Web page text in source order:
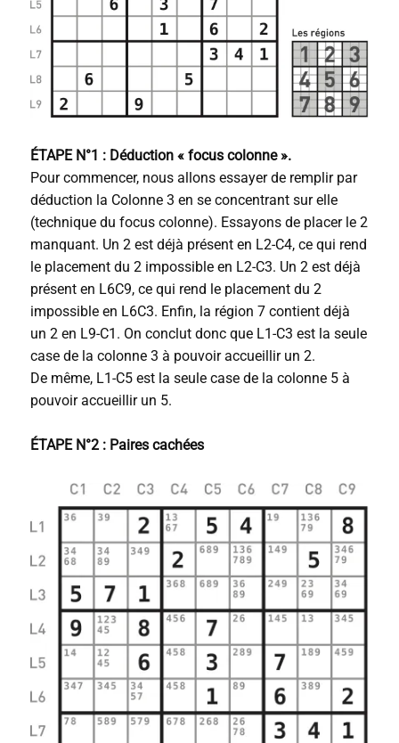
ÉTAPE N°1 : Déduction « focus colonne ».
Pour commencer, nous allons essayer de remplir par
déduction la Colonne 3 en se concentrant sur elle
(technique du focus colonne). Essayons de placer le 2
manquant. Un 2 est déjà présent en L2-C4, ce qui rend
le placement du 2 impossible en L2-C3. Un 2 est déjà
présent en L6C9, ce qui rend le placement du 2
impossible en L6C3. Enfin, la région 7 contient déjà
un 2 en L9-C1. On conclut donc que L1-C3 est la seule
case de la colonne 3 à pouvoir accueillir un 2.
De même, L1-C5 est la seule case de la colonne 5 à
pouvoir accueillir un 5.
ÉTAPE N°2 : Paires cachées